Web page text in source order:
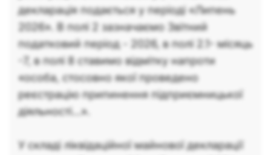
декларація подається у періоді «Липень
2026». В полі 2 зазначаємо Звітний
податковий період - 2026, в полі 2.1- місяць
-7, в полі 8 ставимо відмітку напроти
«особа, стосовно якої проведено
реєстрацію припинення підприємницької
діяльності...».
У складі ліквідаційної майнової декларації